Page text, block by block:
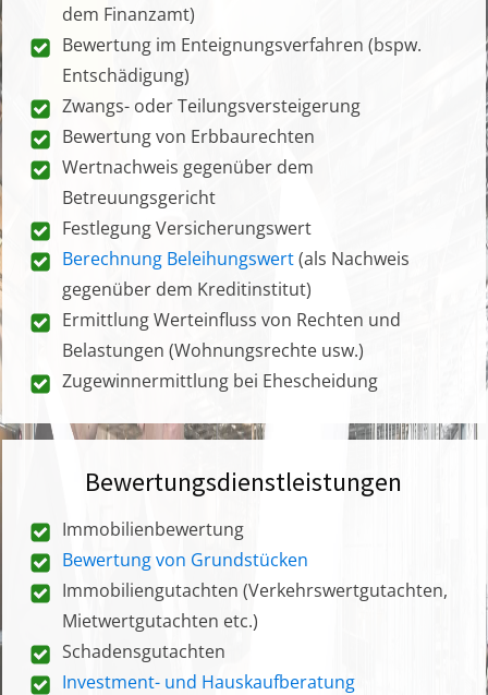
dem Finanzamt)
Bewertung im Enteignungsverfahren (bspw.
Entschädigung)
Zwangs- oder Teilungsversteigerung
Bewertung von Erbbaurechten
Wertnachweis gegenüber dem
Betreuungsgericht
Festlegung Versicherungswert
Berechnung Beleihungswert(als Nachweis
gegenüber dem Kreditinstitut)
Ermittlung Werteinfluss von Rechten und
Belastungen (Wohnungsrechte usw.)
Zugewinnermittlung bei Ehescheidung
Bewertungsdienstleistungen
Immobilienbewertung
Bewertung von Grundstücken
Immobiliengutachten (Verkehrswertgutachten,
Mietwertgutachten etc.)
Schadensgutachten
Investment- und Hauskaufberatung